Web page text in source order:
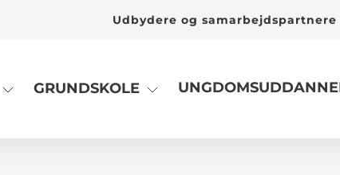
Udbydere og samarbejdspartnere
GRUNDSKOLE